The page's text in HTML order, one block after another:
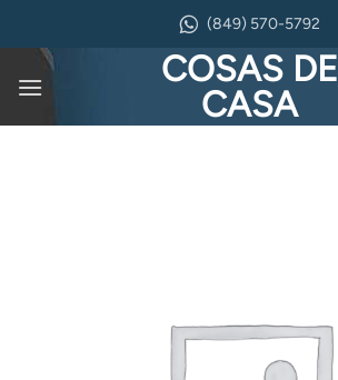
contenido
(849) 570-5792
COSAS DE
CASA